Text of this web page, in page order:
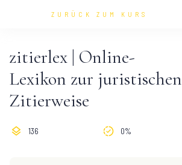
ZURÜCK ZUM KURS
zitierlex | Online-
Lexikon zur juristischen
Zitierweise
136 0%